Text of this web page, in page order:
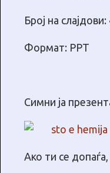
Број на слајдови:
Формат: PPT
Симни ја
Ако ти се